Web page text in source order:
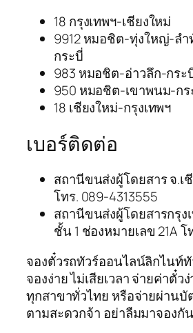
18 กรุงเทพฯ-เชียงใหม่
9912 หมอชิต-ทุ่งใหญ่-ล
กระบี่
983 หมอชิต-อ่าวลึก-กระ
950 หมอชิต-เขาพนม-กร
18 เชียงใหม่-กรุงเทพฯ
เบอร์ติดต่อ
สถานีขนส่งผู้โดยสาร จ.เ
โทร. 089-4313555
สถานีขนส่งผู้โดยสารกรุง
ชั้น 1 ช่องหมายเลข 21A โ
จองตั๋วรถทัวร์ออนไลน์ลิกไนท์
จองง่าย ไม่เสียเวลา จ่ายค่าตั๋ว
ทุกสาขาทั่วไทย หรือจ่ายผ่านบั
ตามสะดวกจ้า อย่าลืมมาจองกั